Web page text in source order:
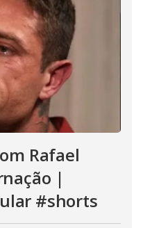
Rafael
|
#shorts